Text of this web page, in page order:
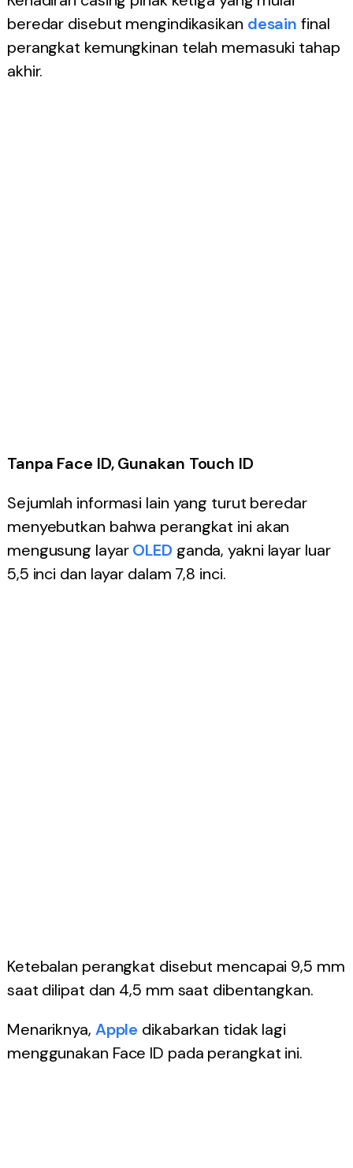
beredar disebut mengindikasikan desain final
perangkat kemungkinan telah memasuki tahap
akhir.
Tanpa Face ID, Gunakan Touch ID
Sejumlah informasi lain yang turut beredar
menyebutkan bahwa perangkat ini akan
mengusung layarOLED ganda, yakni layar luar
5,5 inci dan layar dalam 7,8 inci.
Ketebalan perangkat disebut mencapai 9,5 mm
saat dilipat dan 4,5 mm saat dibentangkan.
Menariknya, Apple dikabarkan tidak lagi
menggunakan Face ID pada perangkat ini.